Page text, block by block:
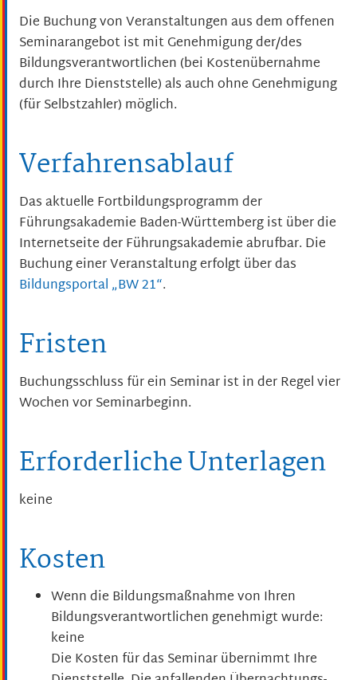
Die Buchung von Veranstaltungen aus dem offenen
Seminarangebot ist mit Genehmigung der/des
Bildungsverantwortlichen (bei Kostenübernahme
durch Ihre Dienststelle) als auch ohne Genehmigung
(für Selbstzahler) möglich.
Verfahrensablauf
Das aktuelle Fortbildungsprogramm der
Führungsakademie Baden-Württemberg ist über die
Internetseite der Führungsakademie abrufbar. Die
Buchung einer Veranstaltung erfolgt über das
Bildungsportal „BW 21“.
Fristen
Buchungsschluss für ein Seminar ist in der Regel vier
Wochen vor Seminarbeginn.
Erforderliche Unterlagen
keine
Kosten
Wenn die Bildungsmaßnahme von Ihren
Bildungsverantwortlichen genehmigt wurde:
keine
Die Kosten für das Seminar übernimmt Ihre